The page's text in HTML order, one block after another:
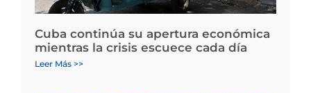
Cuba continúa su apertura económica
mientras la crisis escuece cada día
Leer Más >>